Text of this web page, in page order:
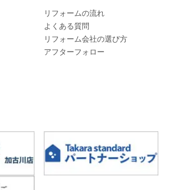
リフォームの流れ
よくある質問
リフォーム会社の選び方
アフターフォロー